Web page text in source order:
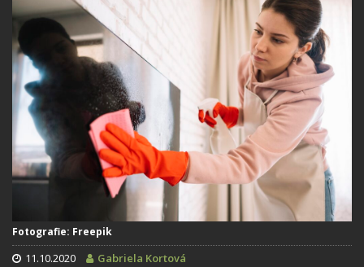
Fotografie: Freepik
11.10.2020 Gabriela Kortová